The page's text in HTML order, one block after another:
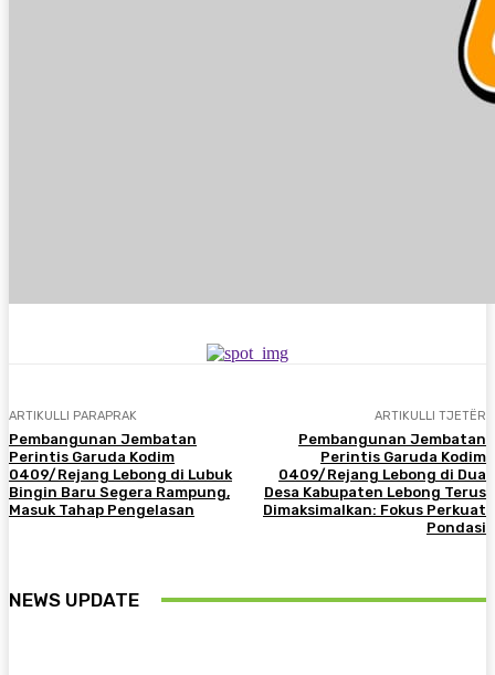
ARTIKULLI PARAPRAK
Pembangunan Jembatan
Perintis Garuda Kodim
0409/Rejang Lebong di Lubuk
Bingin Baru Segera Rampung,
Masuk Tahap Pengelasan
ARTIKULLI TJETËR
Pembangunan Jembatan
Perintis Garuda Kodim
0409/Rejang Lebong di Dua
Desa Kabupaten Lebong Terus
Dimaksimalkan: Fokus Perkuat
Pondasi
NEWS UPDATE